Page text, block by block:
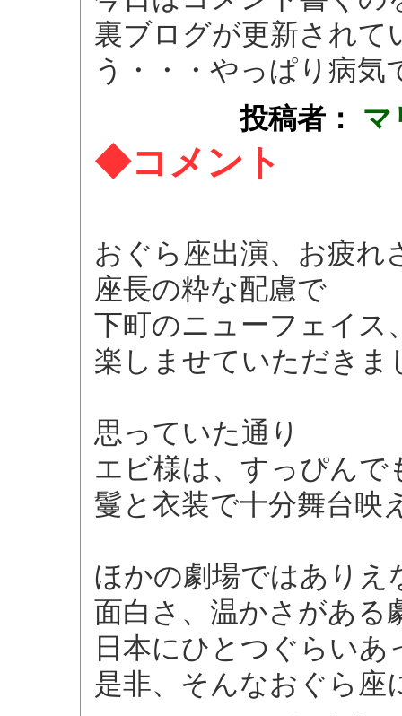
裏ブログが更新されて
う・・・やっぱり病気
投稿者：
◆コメント
おぐら座出演、お疲れ
座長の粋な配慮で
下町のニューフェイス
楽しませていただきま
思っていた通り
エビ様は、すっぴんで
鬘と衣装で十分舞台映
ほかの劇場ではありえ
面白さ、温かさがある
日本にひとつぐらい
是非、そんなおぐら座